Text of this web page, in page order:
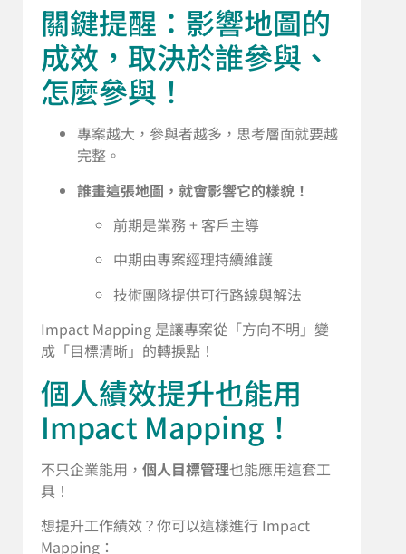
關鍵提醒：影響地圖的
成效，取決於誰參與、
怎麼參與！
專案越大，參與者越多，思考層面就要越
完整。
誰畫這張地圖，就會影響它的樣貌！
前期是業務 + 客戶主導
中期由專案經理持續維護
技術團隊提供可行路線與解法
Impact Mapping 是讓專案從「方向不明」變
成「目標清晰」的轉捩點！
個人績效提升也能用
Impact Mapping！
不只企業能用， 個人目標管理也能應用這套工
具！
想提升工作績效？你可以這樣進行 Impact
Mapping：